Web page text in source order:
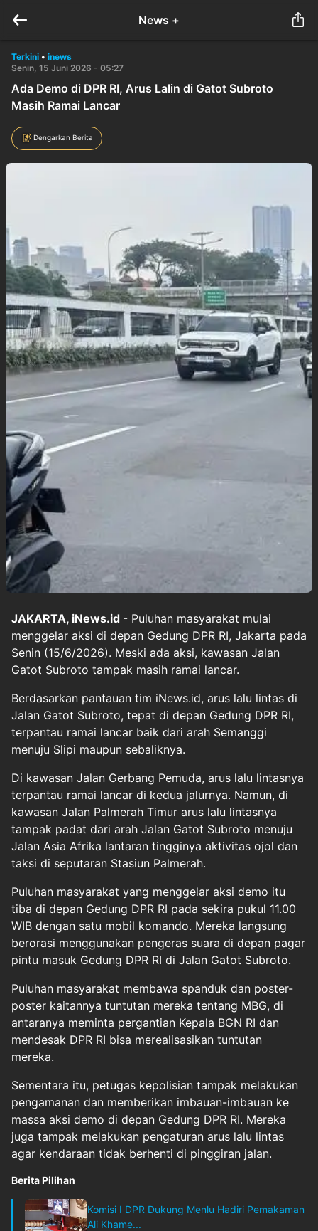
News +
Terkini • inews
Senin, 15 Juni 2026 - 05:27
Ada Demo di DPR RI, Arus Lalin di Gatot Subroto
Masih Ramai Lancar
Dengarkan Berita
JAKARTA, iNews.id - Puluhan masyarakat mulai
menggelar aksi di depan Gedung DPR RI, Jakarta pada
Senin (15/6/2026). Meski ada aksi, kawasan Jalan
Gatot Subroto tampak masih ramai lancar.
Berdasarkan pantauan tim iNews.id, arus lalu lintas di
Jalan Gatot Subroto, tepat di depan Gedung DPR RI,
terpantau ramai lancar baik dari arah Semanggi
menuju Slipi maupun sebaliknya.
Di kawasan Jalan Gerbang Pemuda, arus lalu lintasnya
terpantau ramai lancar di kedua jalurnya. Namun, di
kawasan Jalan Palmerah Timur arus lalu lintasnya
tampak padat dari arah Jalan Gatot Subroto menuju
Jalan Asia Afrika lantaran tingginya aktivitas ojol dan
taksi di seputaran Stasiun Palmerah.
Puluhan masyarakat yang menggelar aksi demo itu
tiba di depan Gedung DPR RI pada sekira pukul 11.00
WIB dengan satu mobil komando. Mereka langsung
berorasi menggunakan pengeras suara di depan pagar
pintu masuk Gedung DPR RI di Jalan Gatot Subroto.
Puluhan masyarakat membawa spanduk dan poster-
poster kaitannya tuntutan mereka tentang MBG, di
antaranya meminta pergantian Kepala BGN RI dan
mendesak DPR RI bisa merealisasikan tuntutan
mereka.
Sementara itu, petugas kepolisian tampak melakukan
pengamanan dan memberikan imbauan-imbauan ke
massa aksi demo di depan Gedung DPR RI. Mereka
juga tampak melakukan pengaturan arus lalu lintas
agar kendaraan tidak berhenti di pinggiran jalan.
Berita Pilihan
Komisi I DPR Dukung Menlu Hadiri Pemakaman
Ali Khame...